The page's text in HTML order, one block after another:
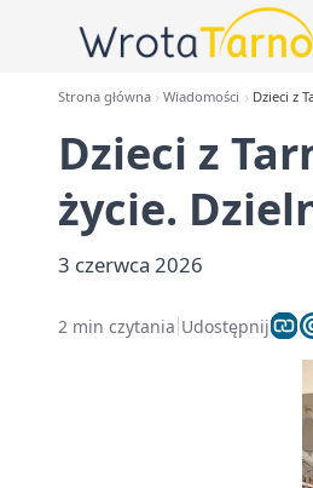
Strona główna Wiadomości Dzieci z
Dzieci z
życie.
3 czerwca 2026
2 min czytania Udostępnij